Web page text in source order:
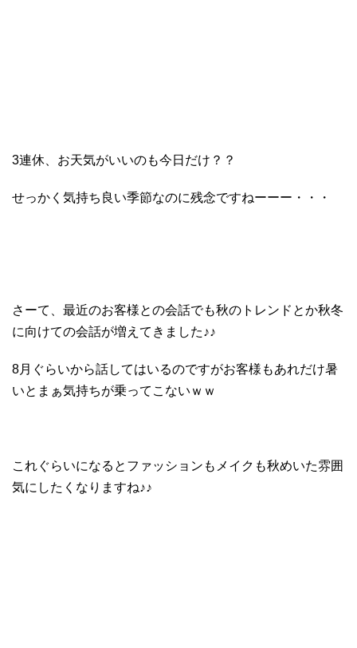
3連休、お天気がいいのも今日だけ？？
せっかく気持ち良い季節なのに残念ですねーーー・・・
さーて、最近のお客様との会話でも秋のトレンドとか秋冬
に向けての会話が増えてきました♪♪
8月ぐらいから話してはいるのですがお客様もあれだけ暑
いとまぁ気持ちが乗ってこないｗｗ
これぐらいになるとファッションもメイクも秋めいた雰囲
気にしたくなりますね♪♪